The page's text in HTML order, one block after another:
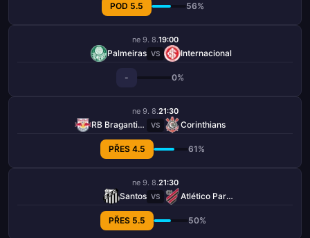
POD 5.5 56%
ne 9. 8.19:00
Palmeiras VS Internacional
- 0%
ne 9. 8.21:30
RB Bragantino VS Corinthians
PŘES 4.5 61%
ne 9. 8.21:30
Santos VS Atlético Paranaense
PŘES 5.5 50%